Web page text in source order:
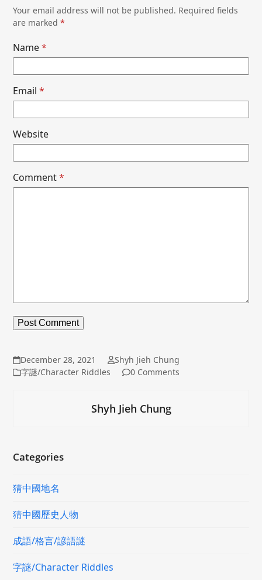
Your email address will not be published. Required fields
are marked*
Name*
Email*
Website
Comment*
December 28, 2021
Shyh Jieh Chung
字謎/Character Riddles
0 Comments
Shyh Jieh Chung
Categories
猜中國地名
猜中國歷史人物
成語/格言/諺語謎
字謎/Character Riddles